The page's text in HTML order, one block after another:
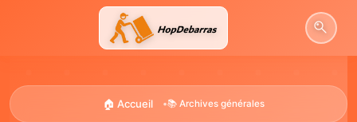
🏠 Accueil •📚 Archives générales